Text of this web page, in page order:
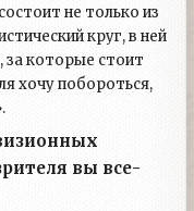
не только из
круг, в ней
за которые стоит
хочу побороться,
вы все-